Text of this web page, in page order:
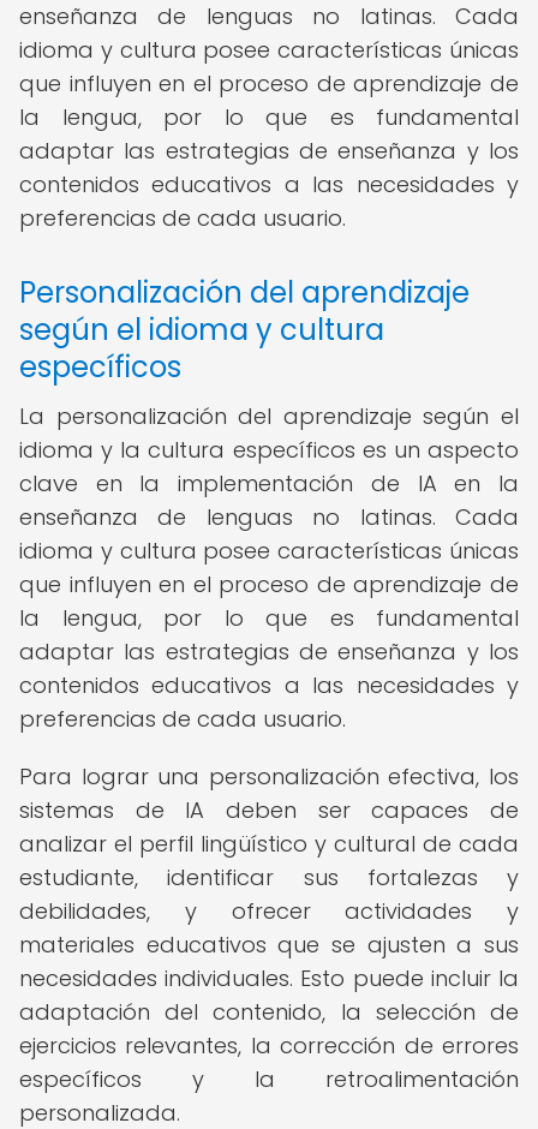
enseñanza de lenguas no latinas. Cada
idioma y cultura posee características únicas
que influyen en el proceso de aprendizaje de
la lengua, por lo que es fundamental
adaptar las estrategias de enseñanza y los
contenidos educativos a las necesidades y
preferencias de cada usuario.
Personalización del aprendizaje
según el idioma y cultura
específicos
La personalización del aprendizaje según el
idioma y la cultura específicos es un aspecto
clave en la implementación de IA en la
enseñanza de lenguas no latinas. Cada
idioma y cultura posee características únicas
que influyen en el proceso de aprendizaje de
la lengua, por lo que es fundamental
adaptar las estrategias de enseñanza y los
contenidos educativos a las necesidades y
preferencias de cada usuario.
Para lograr una personalización efectiva, los
sistemas de IA deben ser capaces de
analizar el perfil lingüístico y cultural de cada
estudiante, identificar sus fortalezas y
debilidades, y ofrecer actividades y
materiales educativos que se ajusten a sus
necesidades individuales. Esto puede incluir la
adaptación del contenido, la selección de
ejercicios relevantes, la corrección de errores
específicos y la retroalimentación
personalizada.